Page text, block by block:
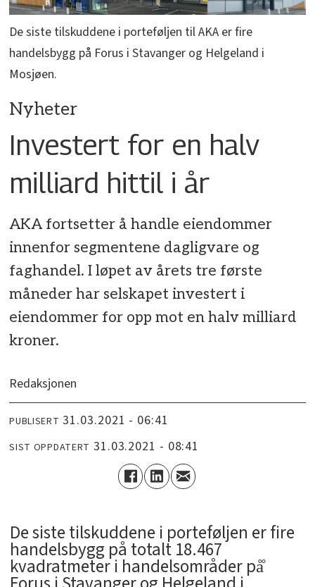
De siste tilskuddene i porteføljen til AKA er fire
handelsbygg på Forus i Stavanger og Helgeland i
Mosjøen.
Nyheter
Investert for en halv
milliard hittil i år
AKA fortsetter å handle eiendommer
innenfor segmentene dagligvare og
faghandel. I løpet av årets tre første
måneder har selskapet investert i
eiendommer for opp mot en halv milliard
kroner.
Redaksjonen
PUBLISERT 31.03.2021 - 06:41
SIST OPPDATERT 31.03.2021 - 08:41
De siste tilskuddene i porteføljen er fire
handelsbygg på totalt 18.467
kvadratmeter i handelsområder på̊